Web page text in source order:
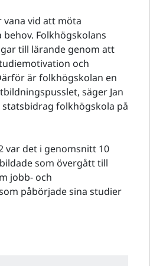
vana vid att möta
Folkhögskolans
till lärande genom att
och
är folkhögskolan en
säger Jan
statsbidrag folkhögskola på
var det i genomsnitt 10
som övergått till
jobb- och
påbörjade sina studier